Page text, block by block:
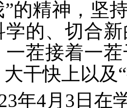
”的精神，坚
学的、切合
一茬接着一
大干快上以及
年4月3日在